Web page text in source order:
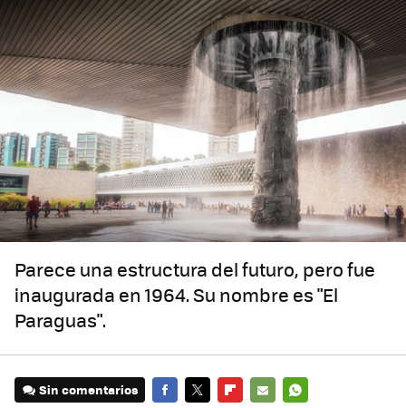
Parece una estructura del futuro, pero fue
inaugurada en 1964. Su nombre es "El
Paraguas".
Sin comentarios